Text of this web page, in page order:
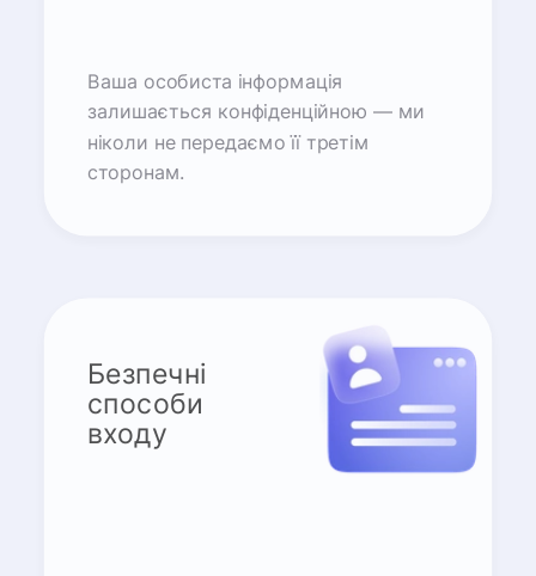
Ваша особиста інформація
залишається конфіденційною — ми
ніколи не передаємо її третім
сторонам.
Безпечні
способи
входу